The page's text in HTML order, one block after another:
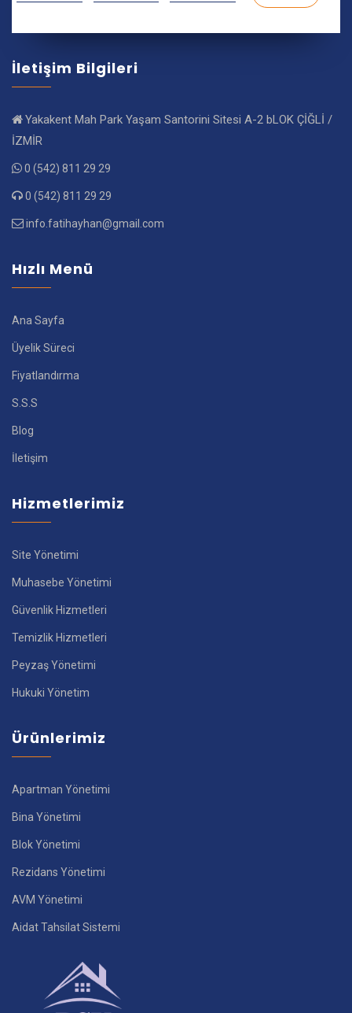
İletişim Bilgileri
Yakakent Mah Park Yaşam Santorini Sitesi A-2 bLOK ÇİĞLİ /
İZMİR
0 (542) 811 29 29
0 (542) 811 29 29
info.fatihayhan@gmail.com
Hızlı Menü
Ana Sayfa
Üyelik Süreci
Fiyatlandırma
S.S.S
Blog
İletişim
Hizmetlerimiz
Site Yönetimi
Muhasebe Yönetimi
Güvenlik Hizmetleri
Temizlik Hizmetleri
Peyzaş Yönetimi
Hukuki Yönetim
Ürünlerimiz
Apartman Yönetimi
Bina Yönetimi
Blok Yönetimi
Rezidans Yönetimi
AVM Yönetimi
Aidat Tahsilat Sistemi